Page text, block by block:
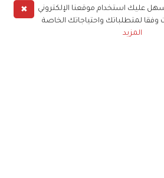
✖
عليك استخدام موقعنا الإلكتروني
وفقا لمتطلباتك واحتياجاتك الخاصة
المزيد